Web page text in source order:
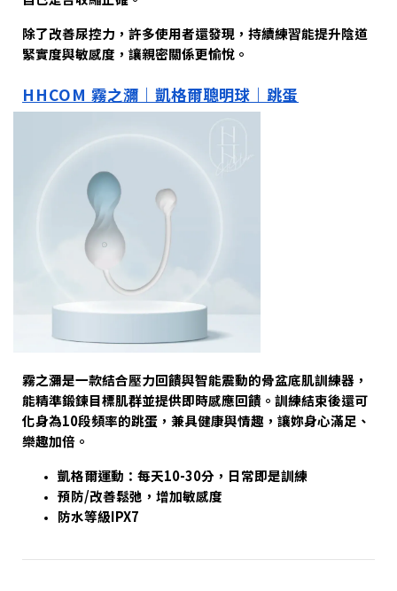
除了改善尿控力，許多使用者還發現，持續練習能提升陰道
緊實度與敏感度，讓親密關係更愉悅。
HHCOM 霧之瀰｜凱格爾聰明球｜跳蛋
霧之瀰是一款結合壓力回饋與智能震動的骨盆底肌訓練器，
能精準鍛鍊目標肌群並提供即時感應回饋。訓練結束後還可
化身為10段頻率的跳蛋，兼具健康與情趣，讓妳身心滿足、
樂趣加倍。
凱格爾運動：每天10-30分，日常即是訓練
預防/改善鬆弛，增加敏感度
防水等級IPX7